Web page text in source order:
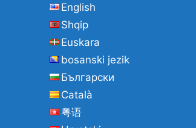
a
c
h
:
English
Shqip
Euskara
bosanski jezik
Български
Català
粤语